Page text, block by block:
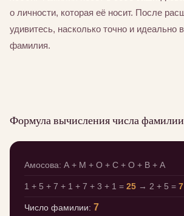
о личности, которая её носит. После
удивитесь, насколько точно и идеально
фамилия.
Формула вычисления числа
Амосова: А + М + О + С + О + В + А
1 + 5 + 7 + 1 + 7 + 3 + 1 = 25 → 2 + 5 = 7
Число фамилии: 7